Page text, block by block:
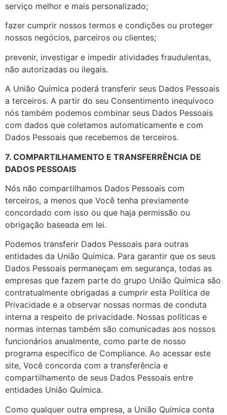
serviço melhor e mais personalizado;
fazer cumprir nossos termos e condições ou proteger
nossos negócios, parceiros ou clientes;
prevenir, investigar e impedir atividades fraudulentas,
não autorizadas ou ilegais.
A União Química poderá transferir seus Dados Pessoais
a terceiros. A partir do seu Consentimento inequívoco
nós também podemos combinar seus Dados Pessoais
com dados que coletamos automaticamente e com
Dados Pessoais que recebemos de terceiros.
7. COMPARTILHAMENTO E TRANSFERRÊNCIA DE
DADOS PESSOAIS
Nós não compartilhamos Dados Pessoais com
terceiros, a menos que Você tenha previamente
concordado com isso ou que haja permissão ou
obrigação baseada em lei.
Podemos transferir Dados Pessoais para outras
entidades da União Química. Para garantir que os seus
Dados Pessoais permaneçam em segurança, todas as
empresas que fazem parte do grupo União Química são
contratualmente obrigadas a cumprir esta Política de
Privacidade e a observar nossas normas de conduta
interna a respeito de privacidade. Nossas políticas e
normas internas também são comunicadas aos nossos
funcionários anualmente, como parte de nosso
programa específico de Compliance. Ao acessar este
site, Você concorda com a transferência e
compartilhamento de seus Dados Pessoais entre
entidades União Química.
Como qualquer outra empresa, a União Química conta